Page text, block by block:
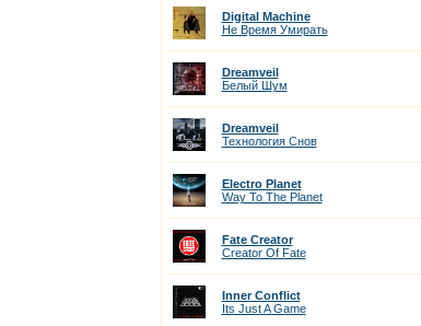
Digital Machine
Не Время Умирать
Dreamveil
Белый Шум
Dreamveil
Технология Снов
Electro Planet
Way To The Planet
Fate Creator
Creator Of Fate
Inner Conflict
Its Just A Game